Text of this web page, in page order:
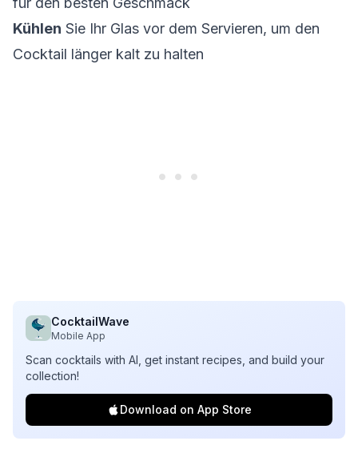
Kühlen Sie Ihr Glas vor dem Servieren, um den
Cocktail länger kalt zu halten
CocktailWave
Mobile App
Scan cocktails with AI, get instant recipes, and build your
collection!
Download on App Store